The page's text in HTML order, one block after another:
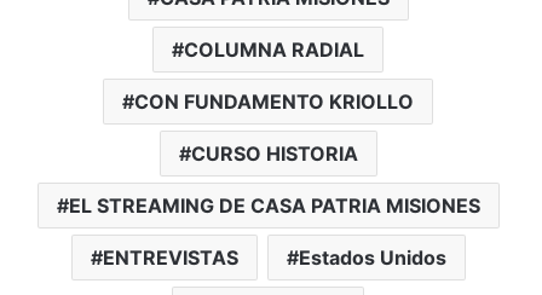
COLUMNA RADIAL
CON FUNDAMENTO KRIOLLO
CURSO HISTORIA
EL STREAMING DE CASA PATRIA MISIONES
ENTREVISTAS Estados Unidos